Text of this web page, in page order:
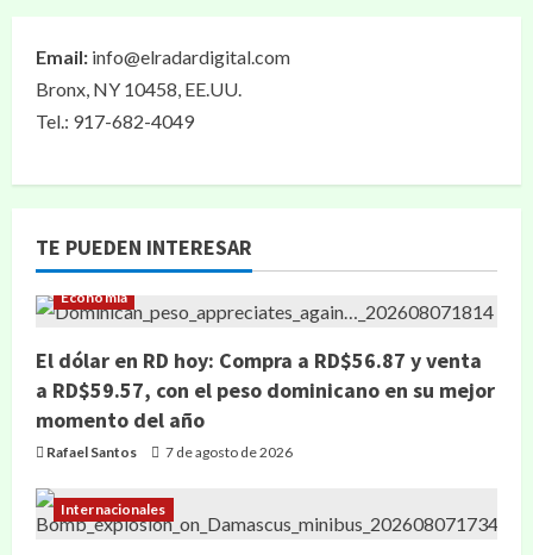
Email: info@elradardigital.com
Bronx, NY 10458, EE.UU.
Tel.: 917-682-4049
TE PUEDEN INTERESAR
Economía
El dólar en RD hoy: Compra a RD$56.87 y venta
a RD$59.57, con el peso dominicano en su mejor
momento del año
Rafael Santos 7 de agosto de 2026
Internacionales